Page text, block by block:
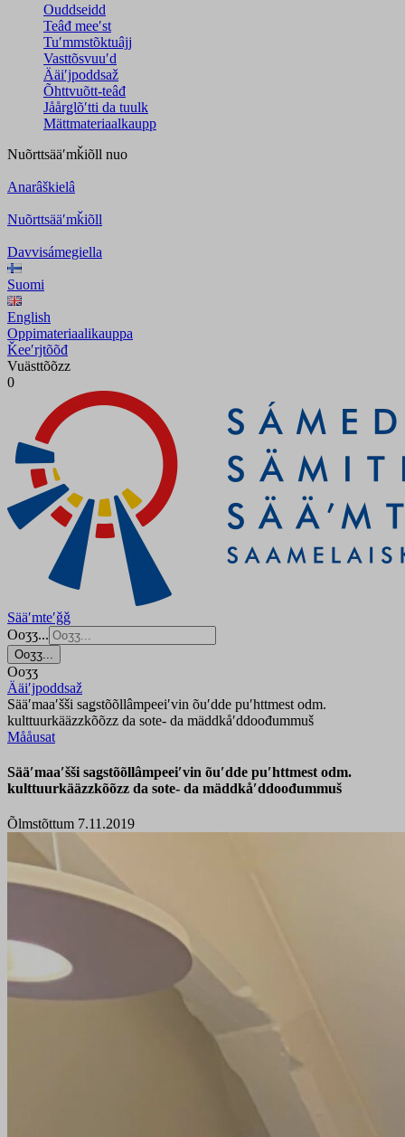
Ouddseidd
Teâđ meeʹst
Tuʹmmstõktuâjj
Vasttõsvuuʹd
Ääiʹjpoddsaž
Õhttvuõtt-teâđ
Jåårǥlõʹtti da tuulk
Mättmateriaalkaupp
Nuõrttsääʹmǩiõll nuo
Anarâškielâ
Nuõrttsääʹmǩiõll
Davvisámegiella
Suomi
English
Oppimateriaalikauppa
Ǩeeʹrjtõõđ
Vuästtõõzz
0
Sääʹmteʹǧǧ
Ooʒʒ...
Ooʒʒ...
Ooʒʒ
Ääiʹjpoddsaž
Sääʹmaaʹšši saǥstõõllâmpeeiʹvin õuʹdde puʹhttmest odm.
kulttuurkääzzkõõzz da sote- da mäddkåʹddoođummuš
Mååusat
Sääʹmaaʹšši saǥstõõllâmpeeiʹvin õuʹdde puʹhttmest odm.
kulttuurkääzzkõõzz da sote- da mäddkåʹddoođummuš
Õlmstõttum 7.11.2019